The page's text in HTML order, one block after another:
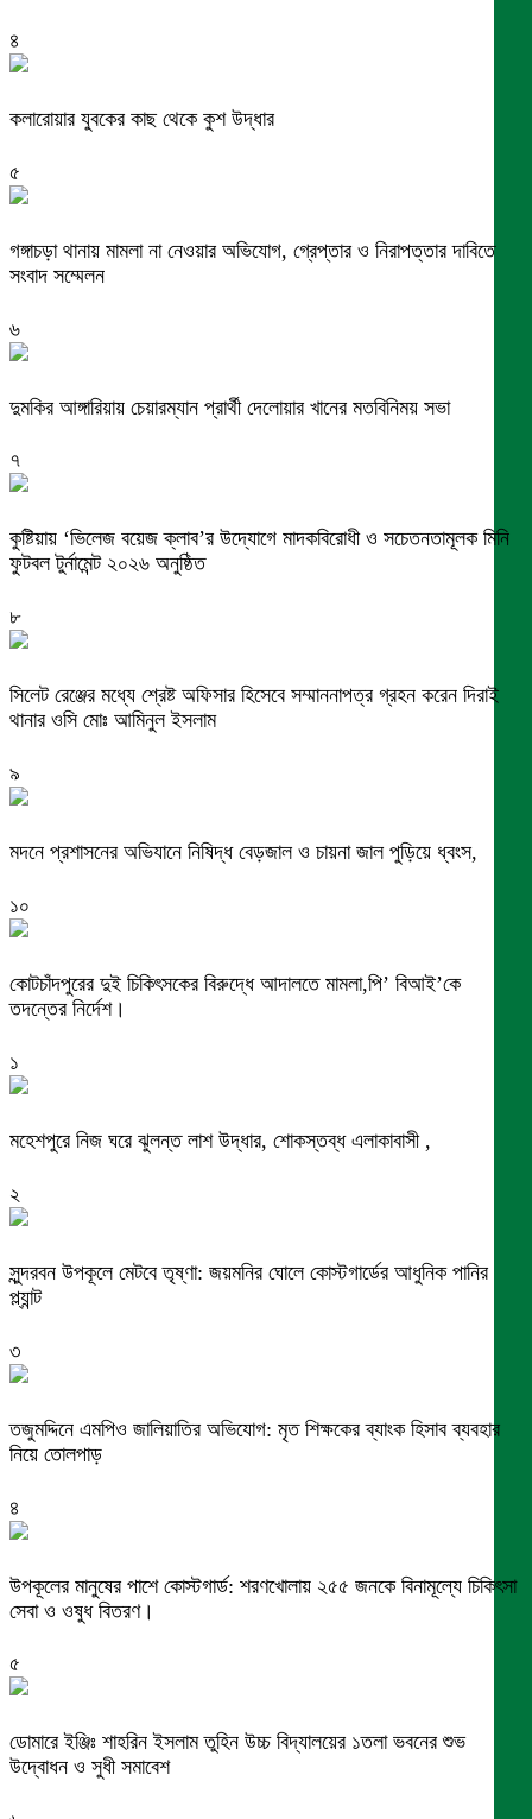
৪
কলারোয়ার যুবকের কাছ থেকে কুশ উদ্ধার
৫
গঙ্গাচড়া থানায় মামলা না নেওয়ার অভিযোগ, গ্রেপ্তার ও নিরাপত্তার দাবিতে
সংবাদ সম্মেলন
৬
দুমকির আঙ্গারিয়ায় চেয়ারম্যান প্রার্থী দেলোয়ার খানের মতবিনিময় সভা
৭
কুষ্টিয়ায় ‘ভিলেজ বয়েজ ক্লাব’র উদ্যোগে মাদকবিরোধী ও সচেতনতামূলক মিনি
ফুটবল টুর্নামেন্ট ২০২৬ অনুষ্ঠিত
৮
সিলেট রেঞ্জের মধ্যে শ্রেষ্ট অফিসার হিসেবে সম্মাননাপত্র গ্রহন করেন দিরাই
থানার ওসি মোঃ আমিনুল ইসলাম
৯
মদনে প্রশাসনের অভিযানে নিষিদ্ধ বেড়জাল ও চায়না জাল পুড়িয়ে ধ্বংস,
১০
কোটচাঁদপুরের দুই চিকিৎসকের বিরুদ্ধে আদালতে মামলা,পি’ বিআই’কে
তদন্তের নির্দেশ।
১
মহেশপুরে নিজ ঘরে ঝুলন্ত লাশ উদ্ধার, শোকস্তব্ধ এলাকাবাসী ,
২
সুন্দরবন উপকূলে মেটবে তৃষ্ণা: জয়মনির ঘোলে কোস্টগার্ডের আধুনিক পানির
প্ল্যান্ট
৩
তজুমদ্দিনে এমপিও জালিয়াতির অভিযোগ: মৃত শিক্ষকের ব্যাংক হিসাব ব্যবহার
নিয়ে তোলপাড়
৪
উপকূলের মানুষের পাশে কোস্টগার্ড: শরণখোলায় ২৫৫ জনকে বিনামূল্যে চিকিৎসা
সেবা ও ওষুধ বিতরণ।
৫
ডোমারে ইঞ্জিঃ শাহরিন ইসলাম তুহিন উচ্চ বিদ্যালয়ের ১তলা ভবনের শুভ
উদ্বোধন ও সুধী সমাবেশ